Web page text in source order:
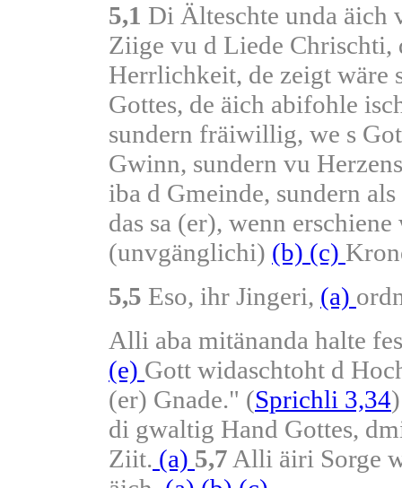
5,1 Di Älteschte unda äich
Ziige vu d Liede Chrischti,
Herrlichkeit, de zeigt wäre
Gottes, de äich abifohle
sundern fräiwillig, we s
Gwinn, sundern vu
iba d Gmeinde, sundern als
das sa (er), wenn
(unvgänglichi) (b) (c)
5,5 Eso, ihr Jingeri, (a)
Alli aba mitänanda halte
(e) Gott widaschtoht d
(er) Gnade." (Sprichli 3,34
di gwaltig Hand Gottes,
Ziit. (a) 5,7 Alli äiri Sorge